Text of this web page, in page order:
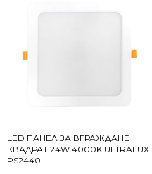
LED ПАНЕЛ ЗА ВГРАЖДАНЕ
КВАДРАТ 24W 4000K ULTRALUX
PS2440